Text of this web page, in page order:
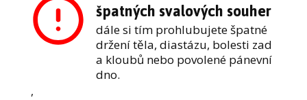
špatných svalových souher
dále si tím prohlubujete špatné
držení těla, diastázu, bolesti zad
a kloubů nebo povolené pánevní
dno.
,